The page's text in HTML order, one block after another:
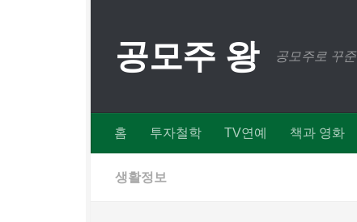
공모주 왕 공모주로 꾸
홈 투자철학 TV연예 책과 영화
생활정보